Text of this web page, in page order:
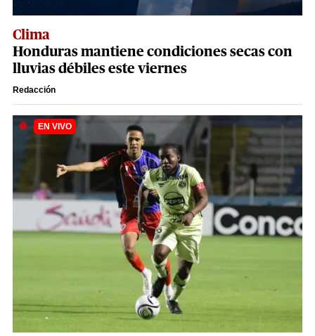
Clima
Honduras mantiene condiciones secas con
lluvias débiles este viernes
Redacción